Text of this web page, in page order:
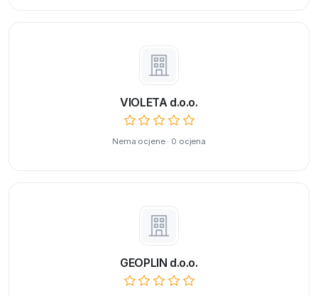
VIOLETA d.o.o.
Nema ocjene · 0 ocjena
GEOPLIN d.o.o.